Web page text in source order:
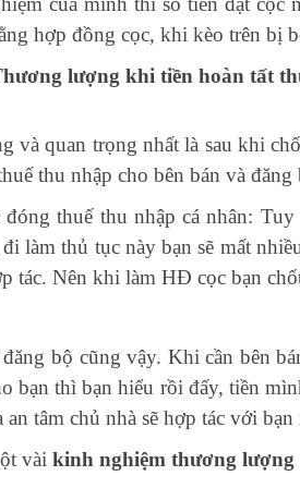
hợp đồng cọc, khi kèo trên bị
lượng khi tiền hoàn tất
và quan trọng nhất là sau khi
thu nhập cho bên bán và
thuế thu nhập cá nhân:
làm thủ tục này bạn sẽ mất
tác. Nên khi làm HĐ cọc bạn
bộ cũng vậy. Khi cần bên
bạn thì bạn hiểu rồi đấy, tiền
an tâm chủ nhà sẽ hợp tác với
vài kinh nghiệm thương